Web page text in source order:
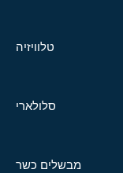
טלוויזיה
סלולארי
מבשלים כשר